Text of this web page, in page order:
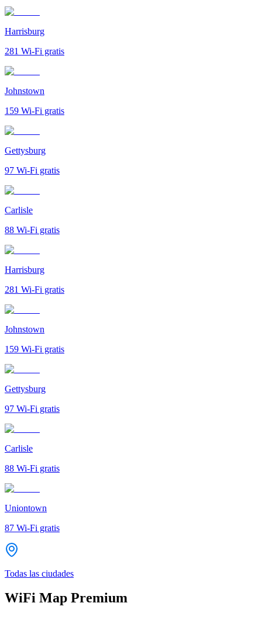
Harrisburg
281 Wi-Fi gratis
Johnstown
159 Wi-Fi gratis
Gettysburg
97 Wi-Fi gratis
Carlisle
88 Wi-Fi gratis
Harrisburg
281 Wi-Fi gratis
Johnstown
159 Wi-Fi gratis
Gettysburg
97 Wi-Fi gratis
Carlisle
88 Wi-Fi gratis
Uniontown
87 Wi-Fi gratis
Todas las ciudades
WiFi Map Premium